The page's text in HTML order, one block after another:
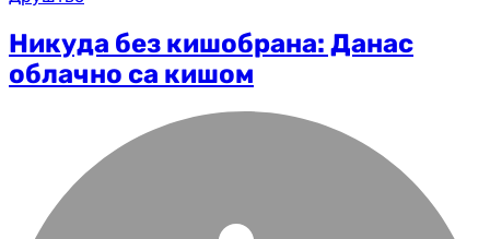
Никуда без кишобрана: Данас
облачно са кишом